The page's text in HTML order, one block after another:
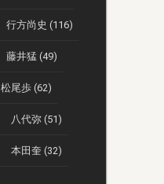
行方尚史 (116)
藤井猛 (49)
松尾歩 (62)
八代弥 (51)
本田奎 (32)